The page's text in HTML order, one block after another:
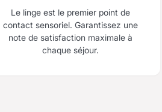
Le linge est le premier point de
contact sensoriel. Garantissez une
note de satisfaction maximale à
chaque séjour.